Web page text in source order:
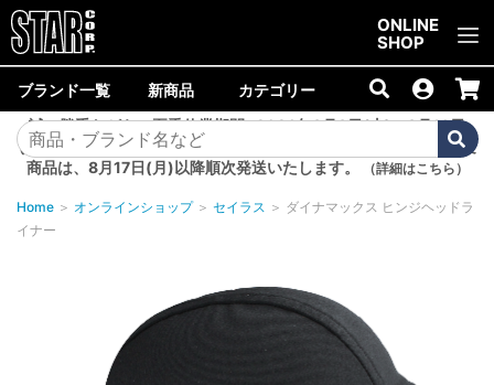
ONLINE
SHOP
ブランド一覧 新商品 カテゴリー
誠に勝手ながら、夏季休業期間<2026年8月8日(土)～8月16日
(日)>中は商品の発送を休止いたします。8月7日(金)以降のご注文
商品は、8月17日(月)以降順次発送いたします。
（詳細はこちら）
Home ＞ オンラインショップ ＞ セイラス ＞ ダイナマックス ヒンジヘッドラ
イナー